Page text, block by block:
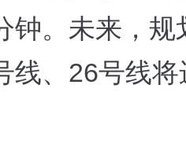
钟。未来，
线、26号线